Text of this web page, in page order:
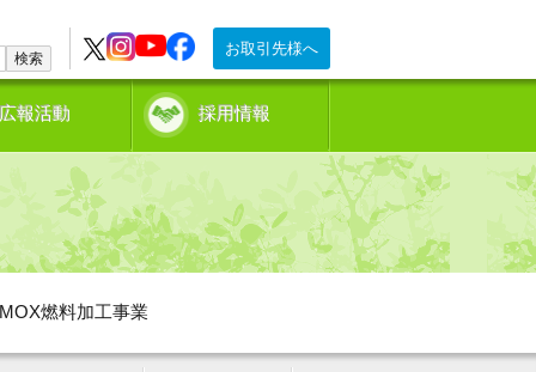
お取引先様へ
検索
報活動 採用情報
燃料加工事業